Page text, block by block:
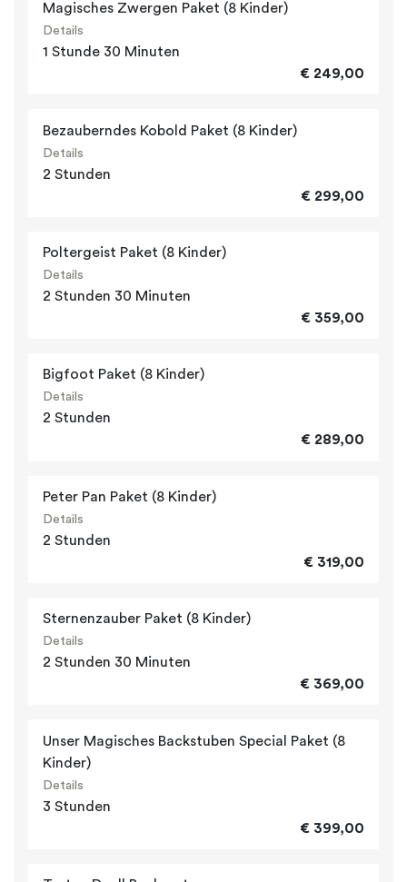
Magisches Zwergen Paket (8 Kinder)
Details
1 Stunde 30 Minuten
€ 249,00
Bezauberndes Kobold Paket (8 Kinder)
Details
2 Stunden
€ 299,00
Poltergeist Paket (8 Kinder)
Details
2 Stunden 30 Minuten
€ 359,00
Bigfoot Paket (8 Kinder)
Details
2 Stunden
€ 289,00
Peter Pan Paket (8 Kinder)
Details
2 Stunden
€ 319,00
Sternenzauber Paket (8 Kinder)
Details
2 Stunden 30 Minuten
€ 369,00
Unser Magisches Backstuben Special Paket (8
Kinder)
Details
3 Stunden
€ 399,00